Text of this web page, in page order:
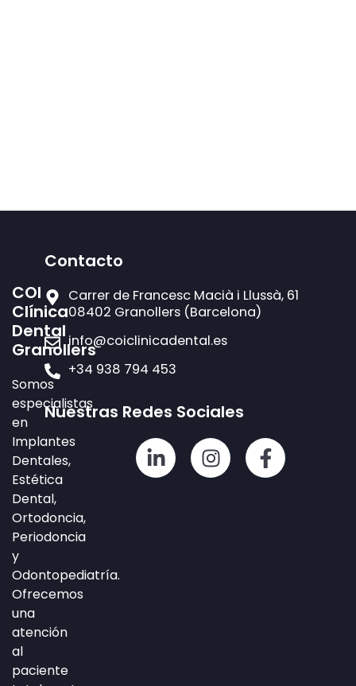
COI
Clínica
Dental
Granollers
Somos
especialistas
en
Implantes
Dentales,
Estética
Dental,
Ortodoncia,
Periodoncia
y
Odontopediatría.
Ofrecemos
una
atención
al
paciente
Contacto
Carrer de Francesc Macià i Llussà, 61
08402 Granollers (Barcelona)
info@coiclinicadental.es
+34 938 794 453
Nuestras Redes Sociales
L
i
n
I
n
s
F
a
c